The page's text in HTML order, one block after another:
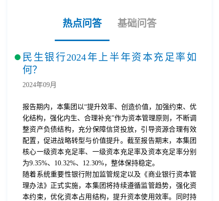
热点问答 基础问答
民生银行2024年上半年资本充足率如
何？
2024年09月
报告期内，本集团以“提升效率、创造价值，加强约束、优
化结构，强化内生、合理补充”作为资本管理原则，不断调
整资产负债结构，充分保障信贷投放，引导资源合理有效
配置，促进战略转型与价值提升。截至报告期末，本集团
核心一级资本充足率、一级资本充足率及资本充足率分别
为9.35%、10.32%、12.30%，整体保持稳定。
随着系统重要性银行附加监管规定以及《商业银行资本管
理办法》正式实施，本集团将持续遵循监管趋势，强化资
本约束，优化资本占用结构，提升资本使用效率。同时持